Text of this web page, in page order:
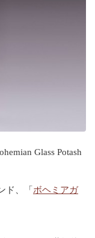
Glass Potash
ド、「ボヘミアガ